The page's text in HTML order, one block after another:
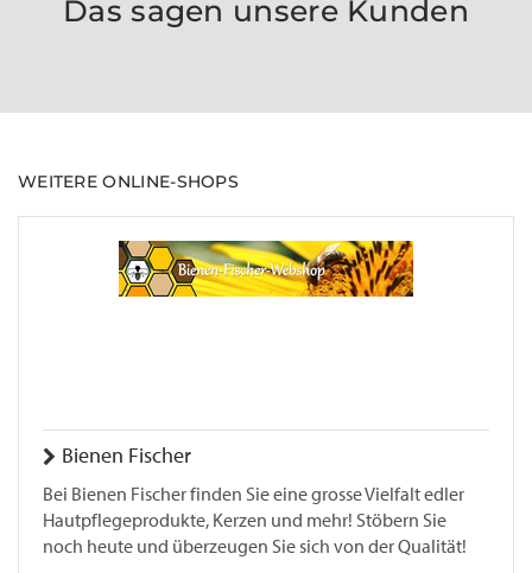
Das sagen unsere Kunden
WEITERE ONLINE-SHOPS
Bienen Fischer
Bei Bienen Fischer finden Sie eine grosse Vielfalt edler
Hautpflegeprodukte, Kerzen und mehr! Stöbern Sie
noch heute und überzeugen Sie sich von der Qualität!